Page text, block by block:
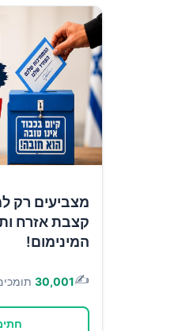
מצביעים רק
קצבת אזרח
המינימום!
✍️
30,001